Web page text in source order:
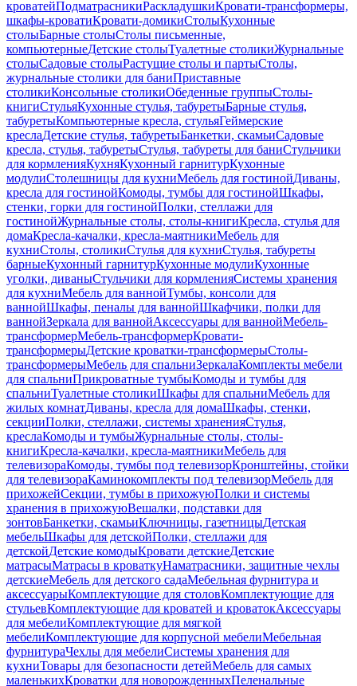
кроватейПодматрасникиРаскладушкиКровати-трансформеры,
шкафы-кроватиКровати-домикиСтолыКухонные
столыБарные столыСтолы письменные,
компьютерныеДетские столыТуалетные столикиЖурнальные
столыСадовые столыРастущие столы и партыСтолы,
журнальные столики для баниПриставные
столикиКонсольные столикиОбеденные группыСтолы-
книгиСтульяКухонные стулья, табуретыБарные стулья,
табуретыКомпьютерные кресла, стульяГеймерские
креслаДетские стулья, табуретыБанкетки, скамьиСадовые
кресла, стулья, табуретыСтулья, табуреты для баниСтульчики
для кормленияКухняКухонный гарнитурКухонные
модулиСтолешницы для кухниМебель для гостинойДиваны,
кресла для гостинойКомоды, тумбы для гостинойШкафы,
стенки, горки для гостинойПолки, стеллажи для
гостинойЖурнальные столы, столы-книгиКресла, стулья для
домаКресла-качалки, кресла-маятникиМебель для
кухниСтолы, столикиСтулья для кухниСтулья, табуреты
барныеКухонный гарнитурКухонные модулиКухонные
уголки, диваныСтульчики для кормленияСистемы хранения
для кухниМебель для ваннойТумбы, консоли для
ваннойШкафы, пеналы для ваннойШкафчики, полки для
ваннойЗеркала для ваннойАксессуары для ваннойМебель-
трансформерМебель-трансформерКровати-
трансформерыДетские кроватки-трансформерыСтолы-
трансформерыМебель для спальниЗеркалаКомплекты мебели
для спальниПрикроватные тумбыКомоды и тумбы для
спальниТуалетные столикиШкафы для спальниМебель для
жилых комнатДиваны, кресла для домаШкафы, стенки,
секцииПолки, стеллажи, системы храненияСтулья,
креслаКомоды и тумбыЖурнальные столы, столы-
книгиКресла-качалки, кресла-маятникиМебель для
телевизораКомоды, тумбы под телевизорКронштейны, стойки
для телевизораКаминокомплекты под телевизорМебель для
прихожейСекции, тумбы в прихожуюПолки и системы
хранения в прихожуюВешалки, подставки для
зонтовБанкетки, скамьиКлючницы, газетницыДетская
мебельШкафы для детскойПолки, стеллажи для
детскойДетские комодыКровати детскиеДетские
матрасыМатрасы в кроваткуНаматрасники, защитные чехлы
детскиеМебель для детского садаМебельная фурнитура и
аксессуарыКомплектующие для столовКомплектующие для
стульевКомплектующие для кроватей и кроватокАксессуары
для мебелиКомплектующие для мягкой
мебелиКомплектующие для корпусной мебелиМебельная
фурнитураЧехлы для мебелиСистемы хранения для
кухниТовары для безопасности детейМебель для самых
маленькихКроватки для новорожденныхПеленальные